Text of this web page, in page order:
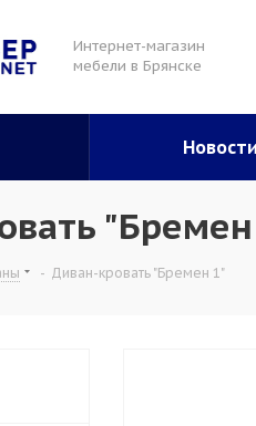
Интернет-магазин
мебели в Брянске
Новости
- Диван-кровать "Бремен 1"